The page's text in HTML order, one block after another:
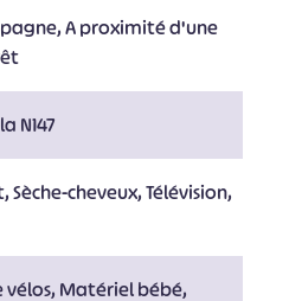
A proximité d'une
N147
Sèche-cheveux, Télévision,
vélos, Matériel bébé,